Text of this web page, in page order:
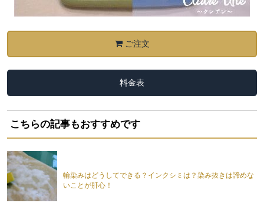
ご注文
料金表
こちらの記事もおすすめです
輪染みはどうしてできる？インクシミは？染み抜きは諦めな
いことが肝心！